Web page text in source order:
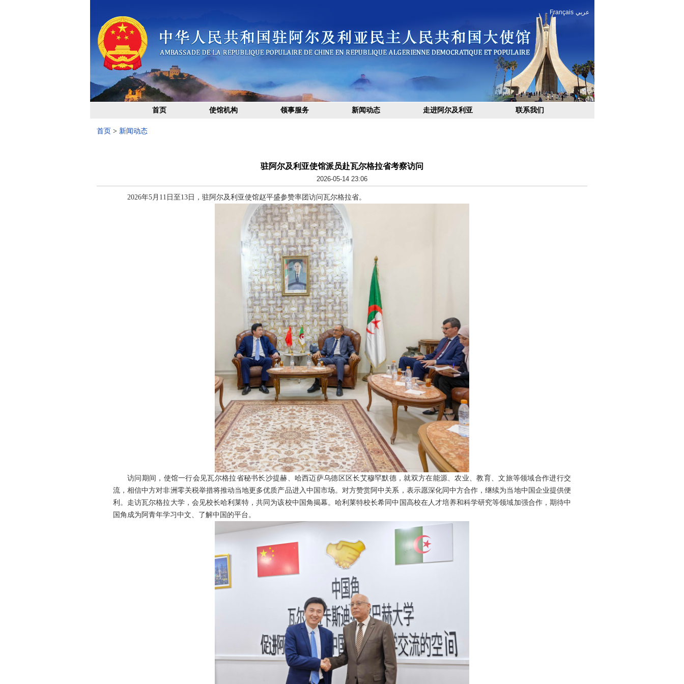
Français عربي
首页 使馆机构 领事服务 新闻动态 走进阿尔及利亚 联系我们
首页 > 新闻动态
驻阿尔及利亚使馆派员赴瓦尔格拉省考察访问
2026-05-14 23:06
2026年5月11日至13日，驻阿尔及利亚使馆赵平盛参赞率团访问瓦尔格拉省。
访问期间，使馆一行会见瓦尔格拉省秘书长沙提赫、哈西迈萨乌德区区长艾穆罕默德，就双方在能源、农业、教育、文旅等领域合作进行交
流，相信中方对非洲零关税举措将推动当地更多优质产品进入中国市场。对方赞赏阿中关系，表示愿深化同中方合作，继续为当地中国企业提供便
利。走访瓦尔格拉大学，会见校长哈利莱特，共同为该校中国角揭幕。哈利莱特校长希同中国高校在人才培养和科学研究等领域加强合作，期待中
国角成为阿青年学习中文、了解中国的平台。